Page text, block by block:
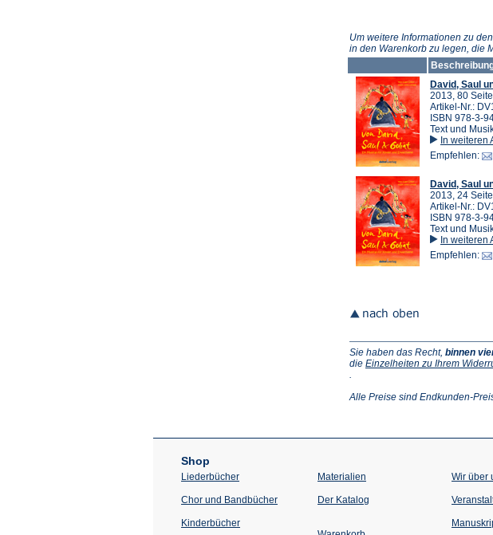
Um weitere Informationen zu
in den Warenkorb zu legen, die
David, Saul
2013, 80
Artikel-Nr.:
ISBN 978-3-
Text und
In weiteren
Empfehlen:
David, Saul
2013, 24
Artikel-Nr.:
ISBN 978-3-
Text und
In weiteren
Empfehlen:
Sie haben das Recht, binnen
die Einzelheiten zu Ihrem
einem
.
Alle Preise sind Endkunden-
Shop
Liederbücher
Chor und Bandbücher
Kinderbücher
Materialien
Der Katalog
Wir über